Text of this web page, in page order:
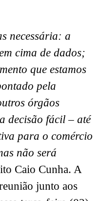
necessária: a
cima de dados;
que estamos
pela
órgãos
decisão fácil – até
para o comércio
não será
Caio Cunha. A
junto aos